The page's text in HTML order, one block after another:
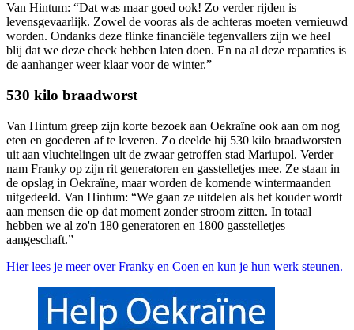
Van Hintum: “Dat was maar goed ook! Zo verder rijden is
levensgevaarlijk. Zowel de vooras als de achteras moeten vernieuwd
worden. Ondanks deze flinke financiële tegenvallers zijn we heel
blij dat we deze check hebben laten doen. En na al deze reparaties is
de aanhanger weer klaar voor de winter.”
530 kilo braadworst
Van Hintum greep zijn korte bezoek aan Oekraïne ook aan om nog
eten en goederen af te leveren. Zo deelde hij 530 kilo braadworsten
uit aan vluchtelingen uit de zwaar getroffen stad Mariupol. Verder
nam Franky op zijn rit generatoren en gasstelletjes mee. Ze staan in
de opslag in Oekraïne, maar worden de komende wintermaanden
uitgedeeld. Van Hintum: “We gaan ze uitdelen als het kouder wordt
aan mensen die op dat moment zonder stroom zitten. In totaal
hebben we al zo'n 180 generatoren en 1800 gasstelletjes
aangeschaft.”
Hier lees je meer over Franky en Coen en kun je hun werk steunen.